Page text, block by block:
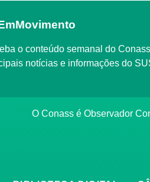
notícias e informações do
O Conass é Observador